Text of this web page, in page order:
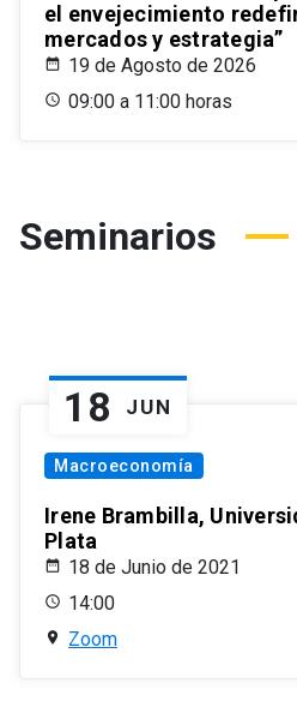
el envejecimiento
mercados y estrategia”
19 de Agosto de 2026
09:00 a 11:00 horas
Seminarios
18 JUN
Macroeconomía
Irene Brambilla,
Plata
18 de Junio de 2021
14:00
Zoom